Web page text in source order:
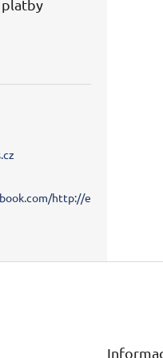
http://e